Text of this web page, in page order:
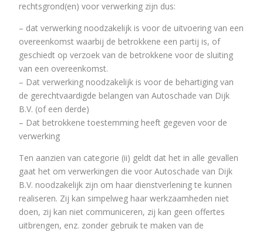
rechtsgrond(en) voor verwerking zijn dus:
– dat verwerking noodzakelijk is voor de uitvoering van een
overeenkomst waarbij de betrokkene een partij is, of
geschiedt op verzoek van de betrokkene voor de sluiting
van een overeenkomst.
– Dat verwerking noodzakelijk is voor de behartiging van
de gerechtvaardigde belangen van Autoschade van Dijk
B.V. (of een derde)
– Dat betrokkene toestemming heeft gegeven voor de
verwerking
Ten aanzien van categorie (ii) geldt dat het in alle gevallen
gaat het om verwerkingen die voor Autoschade van Dijk
B.V. noodzakelijk zijn om haar dienstverlening te kunnen
realiseren. Zij kan simpelweg haar werkzaamheden niet
doen, zij kan niet communiceren, zij kan geen offertes
uitbrengen, enz. zonder gebruik te maken van de